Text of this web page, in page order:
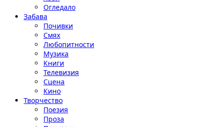
Огледало
Забава
Почивки
Смях
Любопитности
Музика
Книги
Телевизия
Сцена
Кино
Творчество
Поезия
Проза